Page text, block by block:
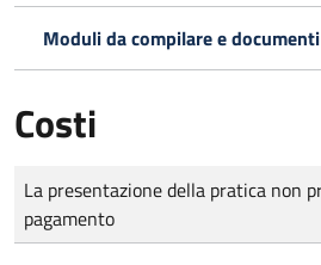
Moduli da compilare e
Costi
Tipo di pagamento
Importo
La presentazione della pratica non
pagamento